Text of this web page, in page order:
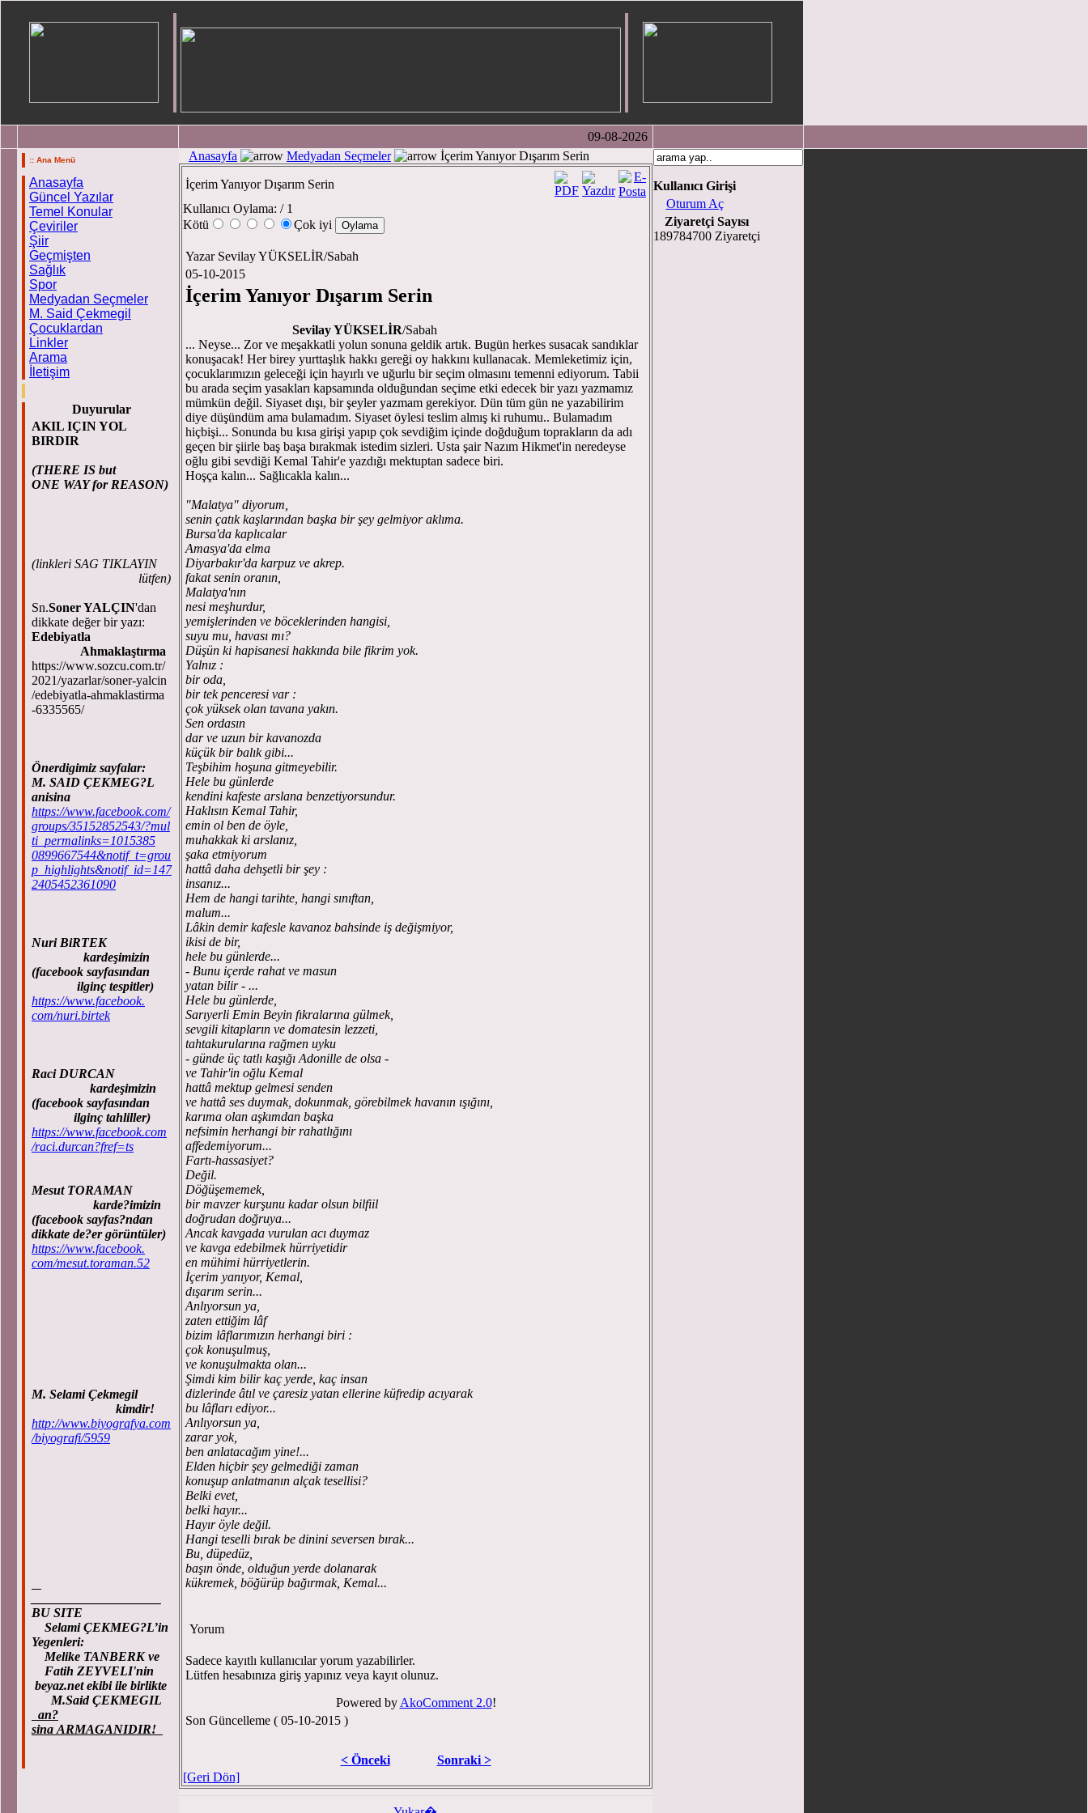
09-08-2026
:: Ana Menü
Anasayfa
Güncel Yazılar
Temel Konular
Çeviriler
Şiir
Geçmişten
Sağlık
Spor
Medyadan Seçmeler
M. Said Çekmegil
Çocuklardan
Linkler
Arama
İletişim
Duyurular
AKIL IÇIN YOL
BIRDIR
(THERE IS but
ONE WAY for REASON)
(linkleri SAG TIKLAYIN
lütfen)
Sn.Soner YALÇIN'dan
dikkate değer bir yazı:
Edebiyatla
Ahmaklaştırma
https://www.sozcu.com.tr/
2021/yazarlar/soner-yalcin
/edebiyatla-ahmaklastirma
-6335565/
Önerdigimiz sayfalar:
M. SAID ÇEKMEG?L
anisina
https://www.facebook.com/
groups/35152852543/?mul
ti_permalinks=1015385
0899667544&notif_t=grou
p_highlights&notif_id=147
2405452361090
Nuri BiRTEK
kardeşimizin
(facebook sayfasından
ilginç tespitler)
https://www.facebook.
com/nuri.birtek
Raci DURCAN
kardeşimizin
(facebook sayfasından
ilginç tahliller)
https://www.facebook.com
/raci.durcan?fref=ts
Mesut TORAMAN
karde?imizin
(facebook sayfas?ndan
dikkate de?er görüntüler)
https://www.facebook.
com/mesut.toraman.52
M. Selami Çekmegil
kimdir!
http://www.biyografya.com
/biyografi/5959
BU SITE
Selami ÇEKMEG?L’in
Yegenleri:
Melike TANBERK ve
Fatih ZEYVELI'nin
beyaz.net ekibi ile birlikte
M.Said ÇEKMEGIL
an?
sina ARMAGANIDIR!
Anasayfa Medyadan Seçmeler İçerim Yanıyor Dışarım Serin
İçerim Yanıyor Dışarım Serin
Kullanıcı Oylama: / 1
Kötü
Çok iyi
Yazar Sevilay YÜKSELİR/Sabah
05-10-2015
İçerim Yanıyor Dışarım Serin
Sevilay YÜKSELİR/Sabah
... Neyse... Zor ve meşakkatli yolun sonuna geldik artık. Bugün herkes susacak sandıklar
konuşacak! Her birey yurttaşlık hakkı gereği oy hakkını kullanacak. Memleketimiz için,
çocuklarımızın geleceği için hayırlı ve uğurlu bir seçim olmasını temenni ediyorum. Tabii
bu arada seçim yasakları kapsamında olduğundan seçime etki edecek bir yazı yazmamız
mümkün değil. Siyaset dışı, bir şeyler yazmam gerekiyor. Dün tüm gün ne yazabilirim
diye düşündüm ama bulamadım. Siyaset öylesi teslim almış ki ruhumu.. Bulamadım
hiçbişi... Sonunda bu kısa girişi yapıp çok sevdiğim içinde doğduğum toprakların da adı
geçen bir şiirle baş başa bırakmak istedim sizleri. Usta şair Nazım Hikmet'in neredeyse
oğlu gibi sevdiği Kemal Tahir'e yazdığı mektuptan sadece biri.
Hoşça kalın... Sağlıcakla kalın...
"Malatya" diyorum,
senin çatık kaşlarından başka bir şey gelmiyor aklıma.
Bursa'da kaplıcalar
Amasya'da elma
Diyarbakır'da karpuz ve akrep.
fakat senin oranın,
Malatya'nın
nesi meşhurdur,
yemişlerinden ve böceklerinden hangisi,
suyu mu, havası mı?
Düşün ki hapisanesi hakkında bile fikrim yok.
Yalnız :
bir oda,
bir tek penceresi var :
çok yüksek olan tavana yakın.
Sen ordasın
dar ve uzun bir kavanozda
küçük bir balık gibi...
Teşbihim hoşuna gitmeyebilir.
Hele bu günlerde
kendini kafeste arslana benzetiyorsundur.
Haklısın Kemal Tahir,
emin ol ben de öyle,
muhakkak ki arslanız,
şaka etmiyorum
hattâ daha dehşetli bir şey :
insanız...
Hem de hangi tarihte, hangi sınıftan,
malum...
Lâkin demir kafesle kavanoz bahsinde iş değişmiyor,
ikisi de bir,
hele bu günlerde...
- Bunu içerde rahat ve masun
yatan bilir - ...
Hele bu günlerde,
Sarıyerli Emin Beyin fıkralarına gülmek,
sevgili kitapların ve domatesin lezzeti,
tahtakurularına rağmen uyku
- günde üç tatlı kaşığı Adonille de olsa -
ve Tahir'in oğlu Kemal
hattâ mektup gelmesi senden
ve hattâ ses duymak, dokunmak, görebilmek havanın ışığını,
karıma olan aşkımdan başka
nefsimin herhangi bir rahatlığını
affedemiyorum...
Fartı-hassasiyet?
Değil.
Döğüşememek,
bir mavzer kurşunu kadar olsun bilfiil
doğrudan doğruya...
Ancak kavgada vurulan acı duymaz
ve kavga edebilmek hürriyetidir
en mühimi hürriyetlerin.
İçerim yanıyor, Kemal,
dışarım serin...
Anlıyorsun ya,
zaten ettiğim lâf
bizim lâflarımızın herhangi biri :
çok konuşulmuş,
ve konuşulmakta olan...
Şimdi kim bilir kaç yerde, kaç insan
dizlerinde âtıl ve çaresiz yatan ellerine küfredip acıyarak
bu lâfları ediyor...
Anlıyorsun ya,
zarar yok,
ben anlatacağım yine!...
Elden hiçbir şey gelmediği zaman
konuşup anlatmanın alçak tesellisi?
Belki evet,
belki hayır...
Hayır öyle değil.
Hangi teselli bırak be dinini seversen bırak...
Bu, düpedüz,
başın önde, olduğun yerde dolanarak
kükremek, böğürüp bağırmak, Kemal...
Yorum
Sadece kayıtlı kullanıcılar yorum yazabilirler.
Lütfen hesabınıza giriş yapınız veya kayıt olunuz.
Powered by AkoComment 2.0!
Son Güncelleme ( 05-10-2015 )
< Önceki
Sonraki >
[Geri Dön]
Kullanıcı Girişi
Oturum Aç
Ziyaretçi Sayısı
189784700 Ziyaretçi